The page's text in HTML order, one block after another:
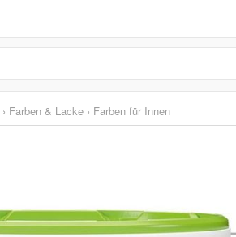
› Farben & Lacke › Farben für Innen